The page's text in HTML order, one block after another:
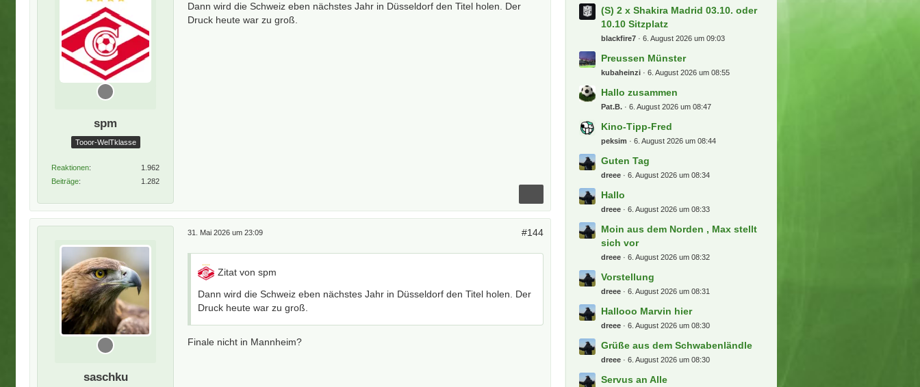
spm
Tooor-WelTklasse
Reaktionen
1.962
Beiträge
1.282
Dann wird die Schweiz eben nächstes Jahr in Düsseldorf den Titel holen. Der
Druck heute war zu groß.
saschku
31. Mai 2026 um 23:09 #144
Zitat von spm
Dann wird die Schweiz eben nächstes Jahr in Düsseldorf den Titel holen. Der
Druck heute war zu groß.
Finale nicht in Mannheim?
(S) 2 x Shakira Madrid 03.10. oder
10.10 Sitzplatz
blackfire7 6. August 2026 um 09:03
Preussen Münster
kubaheinzi 6. August 2026 um 08:55
Hallo zusammen
Pat.B. 6. August 2026 um 08:47
Kino-Tipp-Fred
peksim 6. August 2026 um 08:44
Guten Tag
dreee 6. August 2026 um 08:34
Hallo
dreee 6. August 2026 um 08:33
Moin aus dem Norden , Max stellt
sich vor
dreee 6. August 2026 um 08:32
Vorstellung
dreee 6. August 2026 um 08:31
Hallooo Marvin hier
dreee 6. August 2026 um 08:30
Grüße aus dem Schwabenländle
dreee 6. August 2026 um 08:30
Servus an Alle